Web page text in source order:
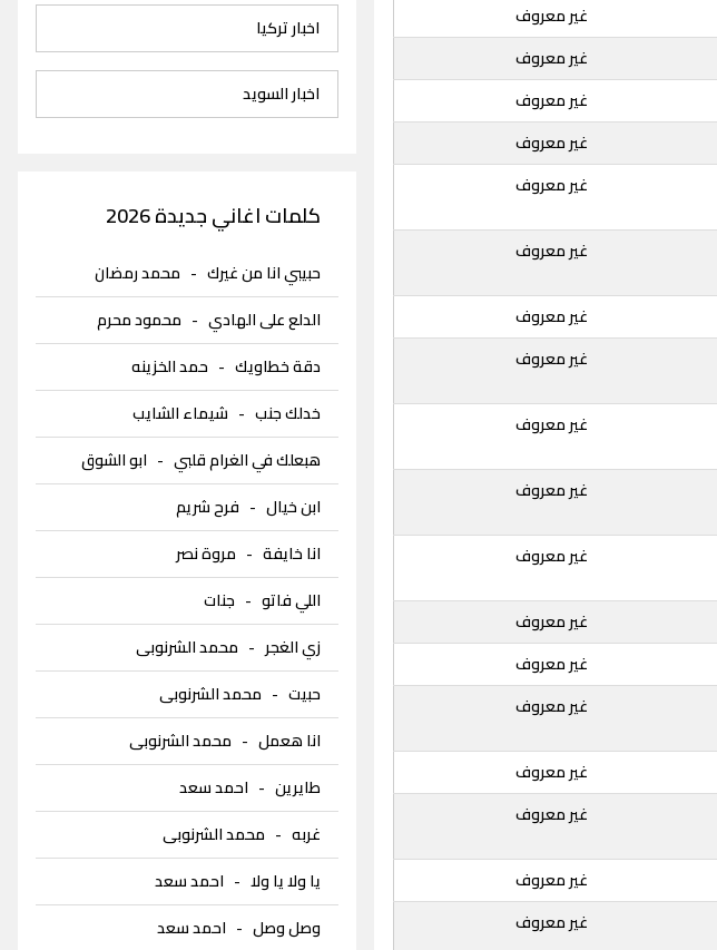
غير معروف
غير معروف
غير معروف
غير معروف
غير معروف
غير معروف
غير معروف
غير معروف
غير معروف
غير معروف
غير معروف
غير معروف
غير معروف
غير معروف
غير معروف
غير معروف
غير معروف
غير معروف
اخبار تركيا
اخبار السويد
كلمات اغاني جديدة 2026
حبيبي انا من غيرك- محمد رمضان
الدلع على الهادي- محمود محرم
دقة خطاويك- حمد الخزينه
خدلك جنب- شيماء الشايب
هبعلك في الغرام قلبي- ابو الشوق
ابن خيال- فرح شريم
انا خايفة- مروة نصر
اللي فاتو- جنات
زي الغجر - محمد الشرنوبى
حبيت- محمد الشرنوبى
انا هعمل- محمد الشرنوبى
طايرين- احمد سعد
غربه- محمد الشرنوبى
يا ولا يا ولا- احمد سعد
وصل وصل- احمد سعد